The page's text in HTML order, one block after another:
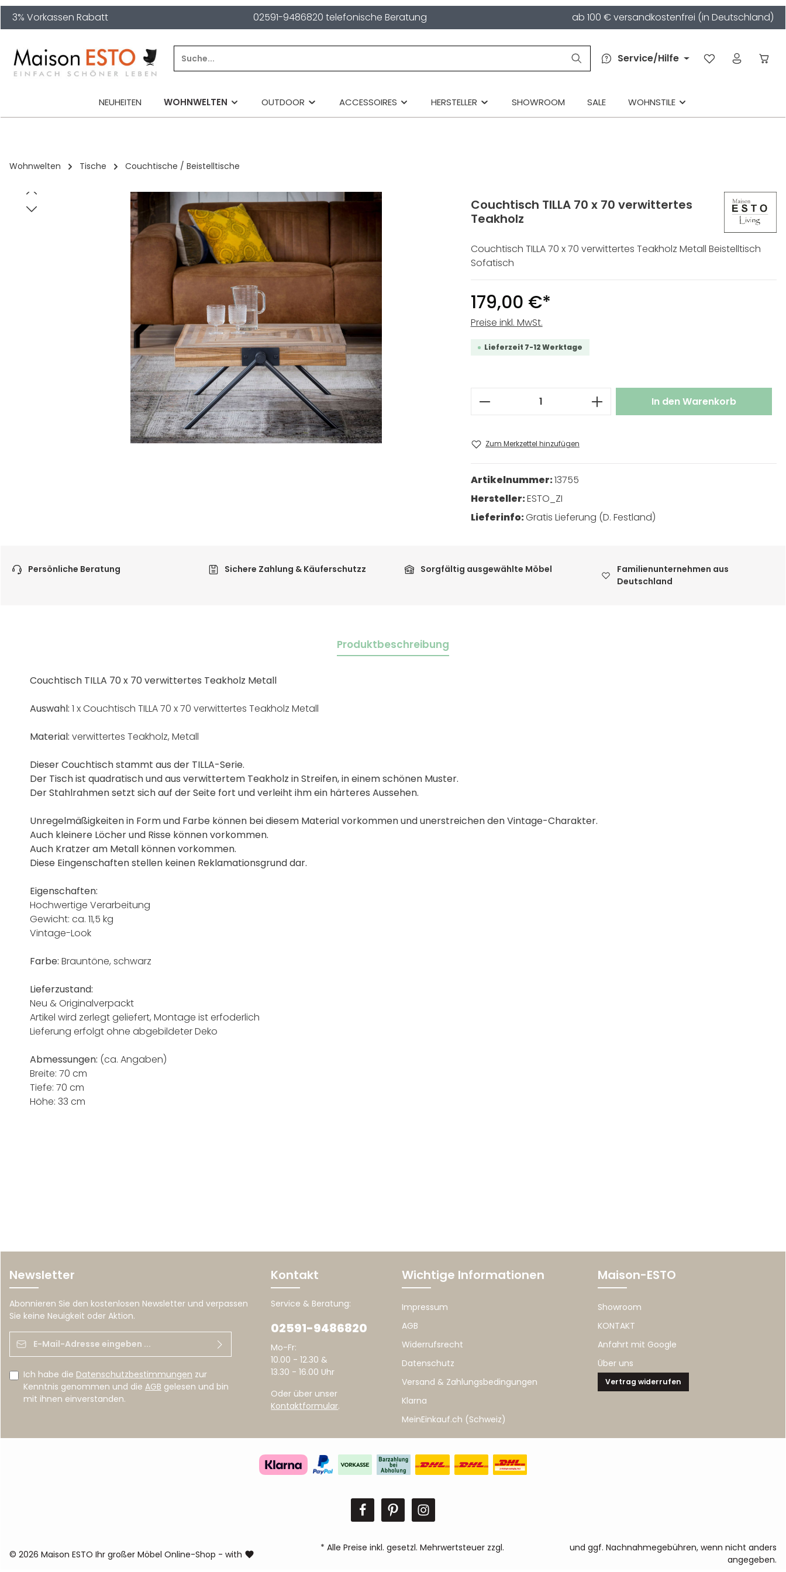
Zur Hauptnavigation springen
3% Vorkassen Rabatt 02591-9486820 telefonische Beratung ab 100 € versandkostenfrei (in Deutschland)
Service/Hilfe
NEUHEITEN WOHNWELTEN OUTDOOR ACCESSOIRES HERSTELLER SHOWROOM SALE WOHNSTILE
Wohnwelten Tische Couchtische / Beistelltische
Bildergalerie überspringen
Couchtisch TILLA 70 x 70 verwittertes
Teakholz
Couchtisch TILLA 70 x 70 verwittertes Teakholz Metall Beistelltisch
Sofatisch
179,00 €*
Preise inkl. MwSt.
Lieferzeit 7-12 Werktage
Produkt Anzahl: Gib den gewünschten
In den Warenkorb
Zum Merkzettel hinzufügen
Artikelnummer:13755
Hersteller:ESTO_ZI
Lieferinfo:Gratis Lieferung (D. Festland)
Persönliche Beratung Sichere Zahlung & Käuferschutzz Sorgfältig ausgewählte Möbel
Familienunternehmen aus
Deutschland
Produktbeschreibung
Couchtisch TILLA 70 x 70 verwittertes Teakholz Metall
Auswahl: 1 x Couchtisch TILLA 70 x 70 verwittertes Teakholz Metall
Material: verwittertes Teakholz, Metall
Dieser Couchtisch stammt aus der TILLA-Serie.
Der Tisch ist quadratisch und aus verwittertem Teakholz in Streifen, in einem schönen Muster.
Der Stahlrahmen setzt sich auf der Seite fort und verleiht ihm ein härteres Aussehen.
Unregelmäßigkeiten in Form und Farbe können bei diesem Material vorkommen und unerstreichen den Vintage-Charakter.
Auch kleinere Löcher und Risse können vorkommen.
Auch Kratzer am Metall können vorkommen.
Diese Eingenschaften stellen keinen Reklamationsgrund dar.
Eigenschaften:
Hochwertige Verarbeitung
Gewicht: ca. 11,5 kg
Vintage-Look
Farbe: Brauntöne, schwarz
Lieferzustand:
Neu & Originalverpackt
Artikel wird zerlegt geliefert, Montage ist erfoderlich
Lieferung erfolgt ohne abgebildeter Deko
Abmessungen: (ca. Angaben)
Breite: 70 cm
Tiefe: 70 cm
Höhe: 33 cm
Newsletter
Abonnieren Sie den kostenlosen Newsletter und verpassen
Sie keine Neuigkeit oder Aktion.
Ich habe die Datenschutzbestimmungen zur
Kenntnis genommen und die AGB gelesen und bin
mit ihnen einverstanden.
Kontakt
Service & Beratung:
02591-9486820
Mo-Fr:
10.00 - 12.30 &
13.30 - 16.00 Uhr
Oder über unser
Kontaktformular.
Wichtige Informationen
Impressum
AGB
Widerrufsrecht
Datenschutz
Versand & Zahlungsbedingungen
Klarna
MeinEinkauf.ch (Schweiz)
Maison-ESTO
Showroom
KONTAKT
Anfahrt mit Google
Über uns
Vertrag widerrufen
© 2026 Maison ESTO Ihr großer Möbel Online-Shop - with
* Alle Preise inkl. gesetzl. Mehrwertsteuer zzgl.
und ggf. Nachnahmegebühren, wenn nicht anders
angegeben.